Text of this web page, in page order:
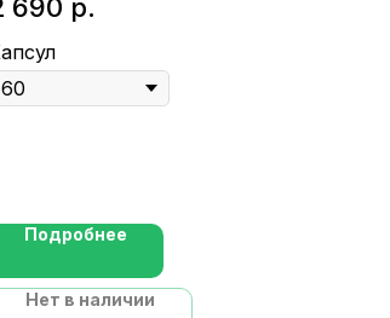
690 р.
Подробнее
Нет в наличии